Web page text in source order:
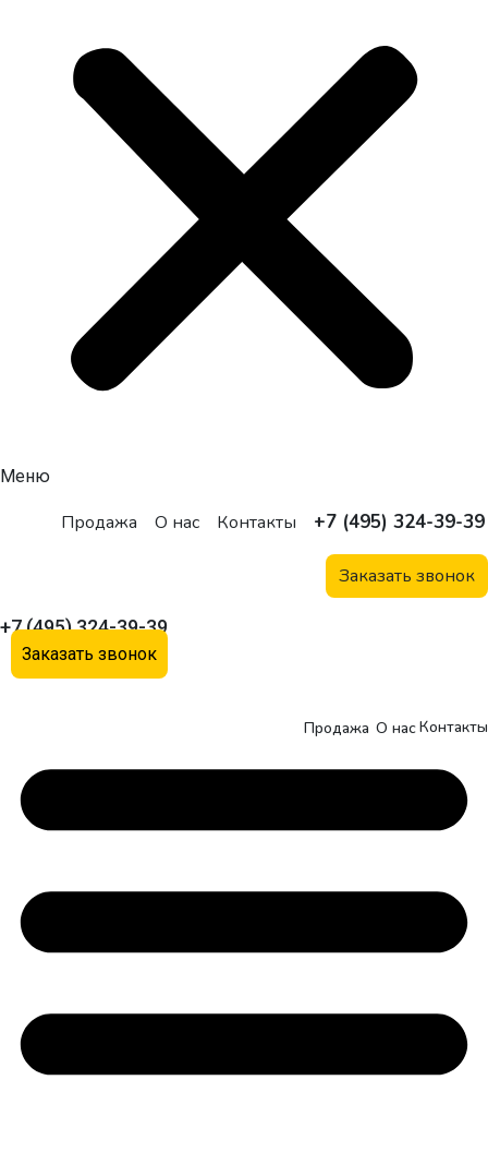
Меню
Продажа О нас Контакты +7 (495) 324-39-39
Заказать звонок
+7 (495) 324-39-39
Заказать звонок
Продажа О насКонтакты